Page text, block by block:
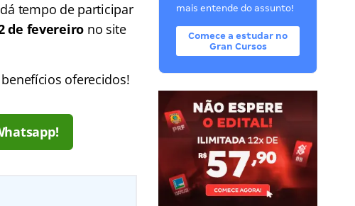
tempo de participar
de fevereiro no site
oferecidos!
mais entende do assunto!
Comece a estudar no
Gran Cursos